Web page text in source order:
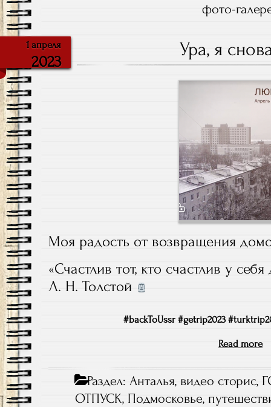
фото-
1 апреля
2023
Ура, я
Моя радость от возвращения
«Счастлив тот, кто счастлив у
Л. Н. Толстой
#backToUssr #getrip2023
Read more
Раздел:Анталья, видео сторис,
ОТПУСК, Подмосковье,